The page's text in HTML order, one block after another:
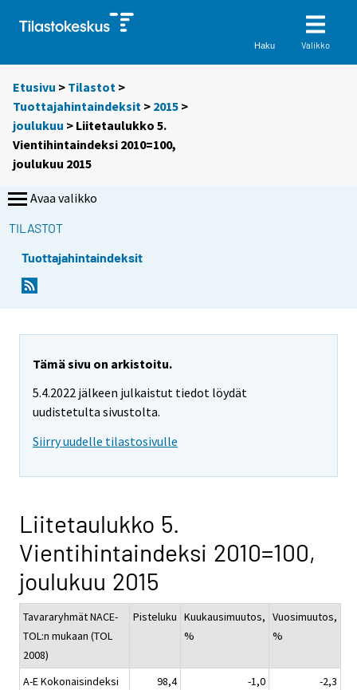
Haku Valikko
Etusivu > Tilastot >
Tuottajahintaindeksit > 2015 >
joulukuu > Liitetaulukko 5.
Vientihintaindeksi 2010=100,
joulukuu 2015
Avaa valikko
TILASTOT
Tuottajahintaindeksit
Tämä sivu on arkistoitu.
5.4.2022 jälkeen julkaistut tiedot löydät
uudistetulta sivustolta.
Siirry uudelle tilastosivulle
Liitetaulukko 5.
Vientihintaindeksi 2010=100,
joulukuu 2015
Tavararyhmät NACE-
TOL:n mukaan (TOL
2008)
Pisteluku Kuukausimuutos,
%
Vuosimuutos,
%
A-E Kokonaisindeksi 98,4 -1,0
-2,3